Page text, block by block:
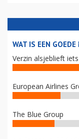
WAT IS EEN
Verzin alsjeblieft
European Airlines
The Blue Group